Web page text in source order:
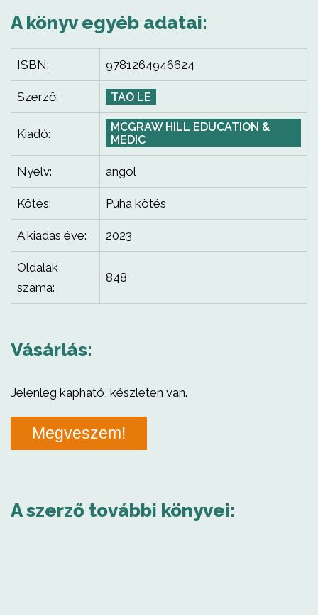
A könyv egyéb adatai:
ISBN: 9781264946624
Szerző: TAO LE
Kiadó:
MCGRAW HILL EDUCATION &
MEDIC
Nyelv: angol
Kötés: Puha kötés
A kiadás éve: 2023
Oldalak
száma:
848
Vásárlás:
Jelenleg kapható, készleten van.
Megveszem!
A szerző további könyvei: